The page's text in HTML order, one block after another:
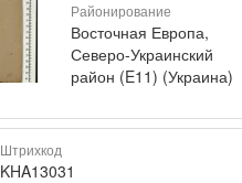
Районирование
Восточная Европа,
Северо-Украинский
район (E11) (Украина)
Штрихкод
KHA13031